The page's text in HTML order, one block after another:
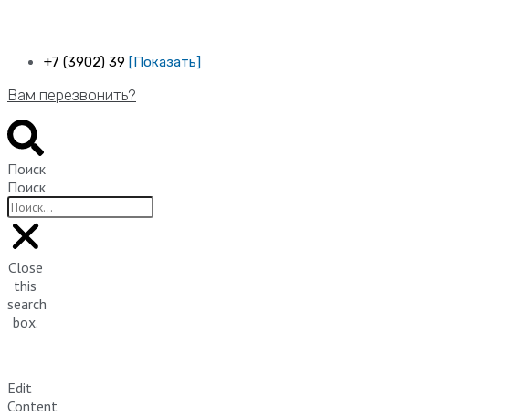
+7 (3902) 39 [Показать]
Вам перезвонить?
Поиск
Поиск
Close
this
search
box.
Edit
Content